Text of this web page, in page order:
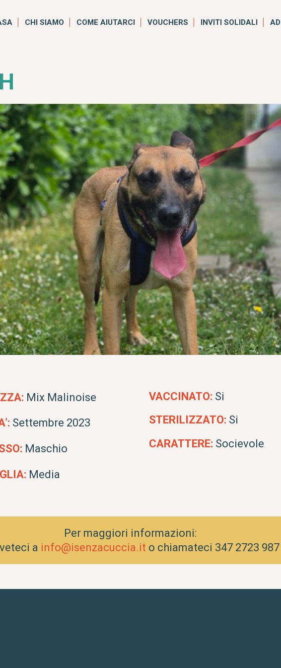
CHI SIAMO COME AIUTARCI VOUCHERS INVITI SOLIDALI
Mix Malinoise
Settembre 2023
Maschio
Media
VACCINATO: Si
STERILIZZATO: Si
CARATTERE: Socievole
Per maggiori informazioni:
a info@isenzacuccia.it o chiamateci 347 2723 987